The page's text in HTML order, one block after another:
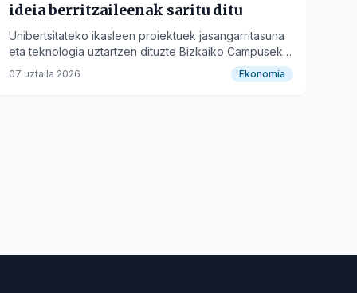
ideia berritzaileenak saritu ditu
Unibertsitateko ikasleen proiektuek jasangarritasuna
eta teknologia uztartzen dituzte Bizkaiko Campuseko
lehiaketan.
07 uztaila 2026 Ekonomia